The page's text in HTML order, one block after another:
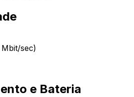
sec)
e Bateria